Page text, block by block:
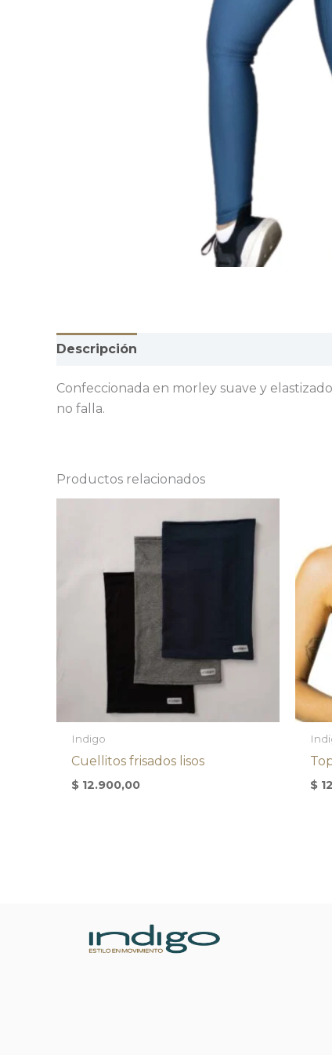
Descripción
Confeccionada en morley suave y
no falla.
Productos relacionados
Indigo
Cuellitos frisados lisos
$ 12.900,00 $